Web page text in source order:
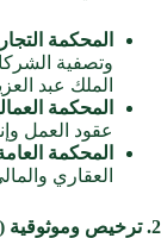
المحكمة
وتصفية
الملك عبد
المحكمة
عقود العمل
المحكمة
العقاري
2. ترخيص وموثوقية (رقم الترخيص: [